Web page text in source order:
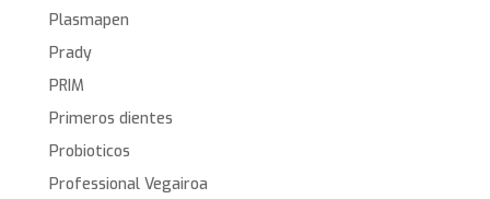
Plasmapen
Prady
PRIM
Primeros dientes
Probioticos
Professional Vegairoa